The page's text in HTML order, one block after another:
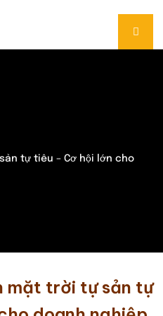
tự tiêu – Cơ hội lớn cho
mặt trời tự sản tự